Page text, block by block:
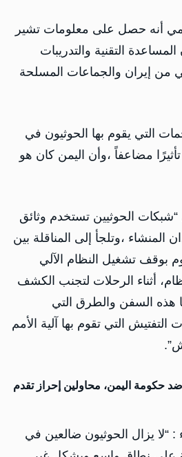
أنه حصل على معلومات تشير
التقنية والتدريبات
من إيران والجماعات المسلحة
التي يقوم بها الحوثيون في
مضاعفاً ،وأن اليمن كان هو
الحوثيين تستخدم وثائق
،وتلجأ إلى المناقلة بين
بوقف تشغيل النظام الآلي
أثناء الرحلات لتجنب الكشف
هذه السفن والطرق التي
التفتيش التي تقوم بها آلية الأمم
ضد حكومة اليمن، محاولين إحراز تقدم
: “لا يزال الحوثيون ضالعين في